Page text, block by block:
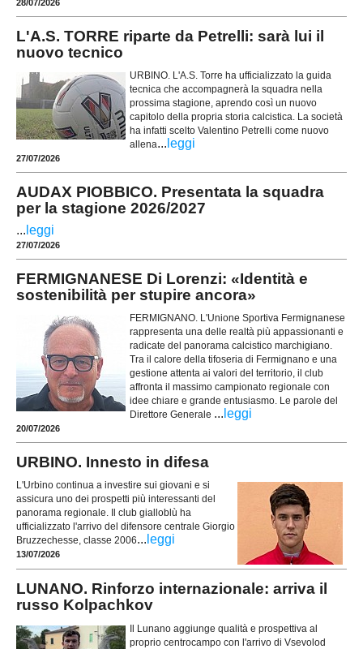
28/07/2026
L'A.S. TORRE riparte da Petrelli: sarà lui il
nuovo tecnico
URBINO. L'A.S. Torre ha ufficializzato la guida
tecnica che accompagnerà la squadra nella
prossima stagione, aprendo così un nuovo
capitolo della propria storia calcistica. La società
ha infatti scelto Valentino Petrelli come nuovo
allena... leggi
27/07/2026
AUDAX PIOBBICO. Presentata la squadra
per la stagione 2026/2027
... leggi
27/07/2026
FERMIGNANESE Di Lorenzi: «Identità e
sostenibilità per stupire ancora»
FERMIGNANO. L'Unione Sportiva Fermignanese
rappresenta una delle realtà più appassionanti e
radicate del panorama calcistico marchigiano.
Tra il calore della tifoseria di Fermignano e una
gestione attenta ai valori del territorio, il club
affronta il massimo campionato regionale con
idee chiare e grande entusiasmo. Le parole del
Direttore Generale ... leggi
20/07/2026
URBINO. Innesto in difesa
L'Urbino continua a investire sui giovani e si
assicura uno dei prospetti più interessanti del
panorama regionale. Il club gialloblù ha
ufficializzato l'arrivo del difensore centrale Giorgio
Bruzzechesse, classe 2006... leggi
13/07/2026
LUNANO. Rinforzo internazionale: arriva il
russo Kolpachkov
Il Lunano aggiunge qualità e prospettiva al
proprio centrocampo con l'arrivo di Vsevolod